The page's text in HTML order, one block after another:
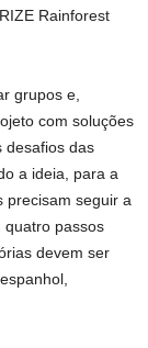
Rainforest
grupos e,
com soluções
desafios das
a ideia, para a
precisam seguir a
quatro passos
devem ser